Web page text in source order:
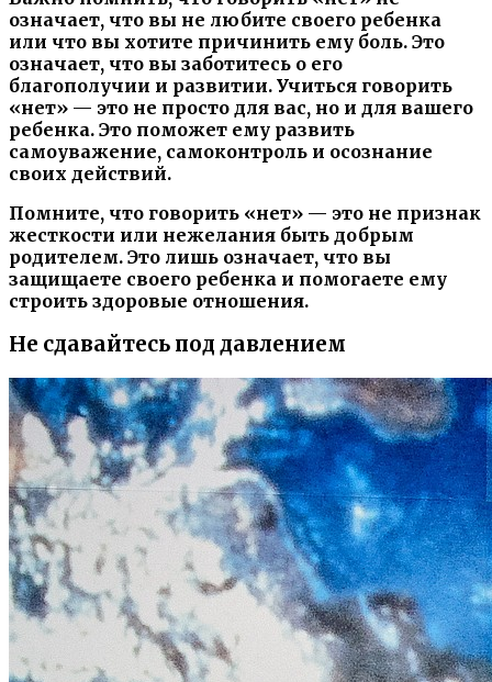
означает, что вы не любите своего ребенка
или что вы хотите причинить ему боль. Это
означает, что вы заботитесь о его
благополучии и развитии. Учиться говорить
«нет» — это не просто для вас, но и для вашего
ребенка. Это поможет ему развить
самоуважение, самоконтроль и осознание
своих действий.
Помните, что говорить «нет» — это не признак
жесткости или нежелания быть добрым
родителем. Это лишь означает, что вы
защищаете своего ребенка и помогаете ему
строить здоровые отношения.
Не сдавайтесь под давлением